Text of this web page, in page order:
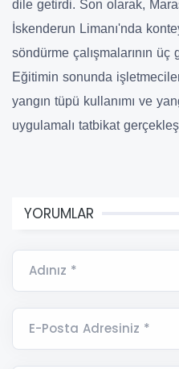
dile getirdi. Son olarak,
İskenderun Limanı'nda
söndürme çalışmalarının üç
Eğitimin sonunda
yangın tüpü kullanımı ve
uygulamalı tatbikat
YORUMLAR
Adınız *
E-Posta Adresiniz *